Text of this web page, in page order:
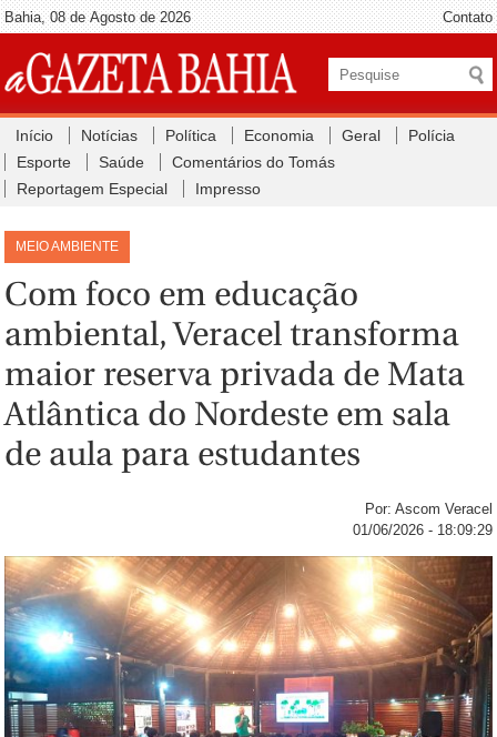
Bahia, 08 de Agosto de 2026 Contato
Início Notícias Política Economia Geral
Polícia
Esporte
Saúde
Comentários do Tomás
Reportagem Especial
Impresso
MEIO AMBIENTE
Com foco em educação
ambiental, Veracel transforma
maior reserva privada de Mata
Atlântica do Nordeste em sala
de aula para estudantes
Por: Ascom Veracel
01/06/2026 - 18:09:29